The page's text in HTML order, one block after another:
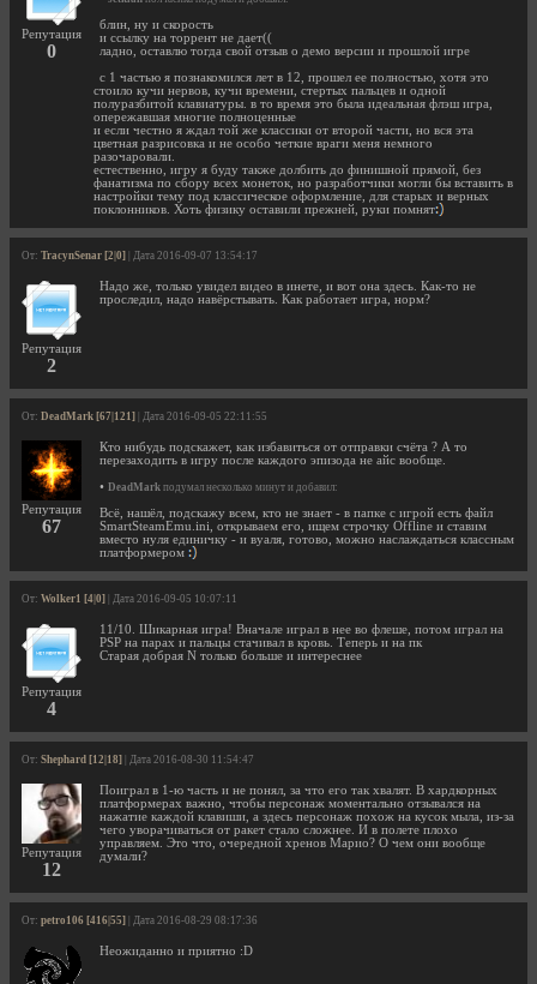
Репутация
0
блин, ну и скорость
и ссылку на торрент не дает((
ладно, оставлю тогда свой отзыв о демо версии и прошлой игре
с 1 частью я познакомился лет в 12, прошел ее полностью, хотя это
стоило кучи нервов, кучи времени, стертых пальцев и одной
полуразбитой клавиатуры. в то время это была идеальная флэш игра,
опережавшая многие полноценные
и если честно я ждал той же классики от второй части, но вся эта
цветная разрисовка и не особо четкие враги меня немного
разочаровали.
естественно, игру я буду также долбить до финишной прямой, без
фанатизма по сбору всех монеток, но разработчики могли бы вставить в
настройки тему под классическое оформление, для старых и верных
поклонников. Хоть физику оставили прежней, руки помнят
От: TracynSenar [2|0] | Дата 2016-09-07 13:54:17
Репутация
2
Надо же, только увидел видео в инете, и вот она здесь. Как-то не
проследил, надо навёрстывать. Как работает игра, норм?
От: DeadMark [67|121] | Дата 2016-09-05 22:11:55
Репутация
67
Кто нибудь подскажет, как избавиться от отправки счёта ? А то
перезаходить в игру после каждого эпизода не айс вообще.
• DeadMark подумал несколько минут и добавил:
Всё, нашёл, подскажу всем, кто не знает - в папке с игрой есть файл
SmartSteamEmu.ini, открываем его, ищем строчку Offline и ставим
вместо нуля единичку - и вуаля, готово, можно наслаждаться классным
платформером
От: Wolker1 [4|0] | Дата 2016-09-05 10:07:11
Репутация
4
11/10. Шикарная игра! Вначале играл в нее во флеше, потом играл на
PSP на парах и пальцы стачивал в кровь. Теперь и на пк
Старая добрая N только больше и интереснее
От: Shephard [12|18] | Дата 2016-08-30 11:54:47
Репутация
12
Поиграл в 1-ю часть и не понял, за что его так хвалят. В хардкорных
платформерах важно, чтобы персонаж моментально отзывался на
нажатие каждой клавиши, а здесь персонаж похож на кусок мыла, из-за
чего уворачиваться от ракет стало сложнее. И в полете плохо
управляем. Это что, очередной хренов Марио? О чем они вообще
думали?
От: petro106 [416|55] | Дата 2016-08-29 08:17:36
Неожиданно и приятно :D